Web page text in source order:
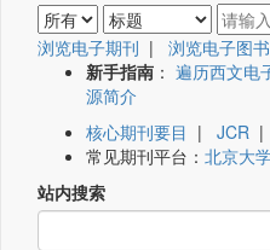
浏览电子期刊 | 浏览电子图书
新手指南 ： 遍历西文电
源简介
核心期刊要目 | JCR |
常见期刊平台： 北京大
站内搜索